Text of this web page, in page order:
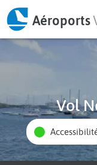
Aéroports
Vol